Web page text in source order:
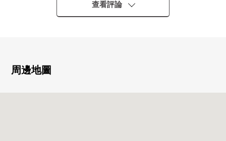
・可飼養寵物（有規定）
▼房間的特徴
查看評論
周邊地圖